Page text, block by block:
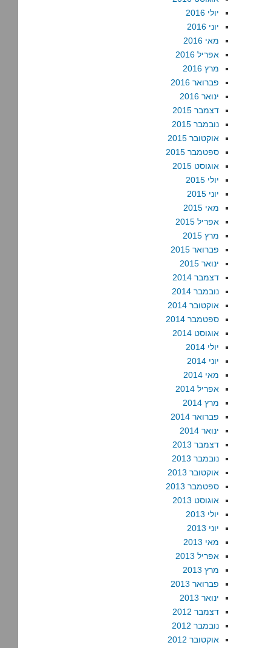
יולי 2016
יוני 2016
מאי 2016
אפריל 2016
מרץ 2016
פברואר 2016
ינואר 2016
דצמבר 2015
נובמבר 2015
אוקטובר 2015
ספטמבר 2015
אוגוסט 2015
יולי 2015
יוני 2015
מאי 2015
אפריל 2015
מרץ 2015
פברואר 2015
ינואר 2015
דצמבר 2014
נובמבר 2014
אוקטובר 2014
ספטמבר 2014
אוגוסט 2014
יולי 2014
יוני 2014
מאי 2014
אפריל 2014
מרץ 2014
פברואר 2014
ינואר 2014
דצמבר 2013
נובמבר 2013
אוקטובר 2013
ספטמבר 2013
אוגוסט 2013
יולי 2013
יוני 2013
מאי 2013
אפריל 2013
מרץ 2013
פברואר 2013
ינואר 2013
דצמבר 2012
נובמבר 2012
אוקטובר 2012